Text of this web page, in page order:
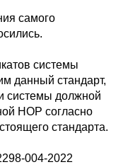
самого
системы
данный стандарт,
системы должной
НОР согласно
стандарта.
004-2022